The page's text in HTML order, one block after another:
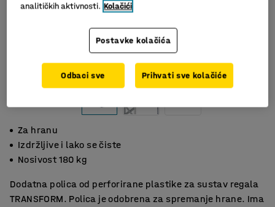
Za hranu
Izdržljive i lako se čiste
Nosivost 180 kg
Dodatna polica od perforirane plastike za sustav regala
TRANSFORM. Polica je odobrena za spremanje hrane. Ima
analitičkih aktivnosti. Kolačići
Postavke kolačića
Odbaci sve Prihvati sve kolačiće